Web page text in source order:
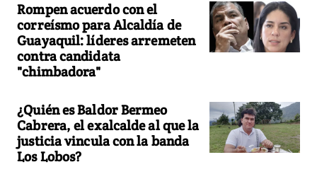
Rompen acuerdo con el
correísmo para Alcaldía de
Guayaquil: líderes arremeten
contra candidata
"chimbadora"
¿Quién es Baldor Bermeo
Cabrera, el exalcalde al que la
justicia vincula con la banda
Los Lobos?